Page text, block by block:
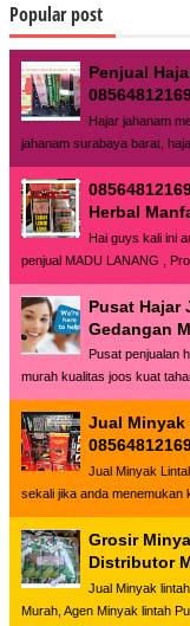
Popular post
Penjual
Hajar jahanam
jahanam surabaya barat,
Herbal
Hai guys kali ini
penjual MADU LANANG ,
Pusat Hajar
Gedangan
Pusat penjualan
murah kualitas joos kuat
Jual Minyak
Jual Minyak
sekali jika anda menemukan
Grosir
Distributor
Jual Minyak
Murah, Agen Minyak lintah